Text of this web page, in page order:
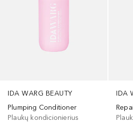
IDA WARG BEAUTY
Plumping Conditioner
Plaukų kondicionierius
IDA